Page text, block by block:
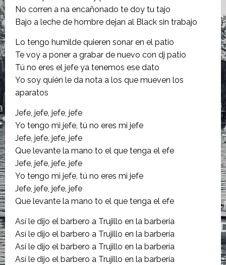
No corren a na encañonado te doy tu tajo
Bajo a leche de hombre dejan al Black sin trabajo
Lo tengo humilde quieren sonar en el patio
Te voy a poner a grabar de nuevo con dj patio
Tú no eres el jefe ya tenemos ese dato
Yo soy quién le da nota a los que mueven los
aparatos
Jefe, jefe, jefe, jefe
Yo tengo mi jefe, tú no eres mi jefe
Jefe, jefe, jefe, jefe
Que levante la mano to el que tenga el efe
Jefe, jefe, jefe, jefe
Yo tengo mi jefe, tú no eres mi jefe
Jefe, jefe, jefe, jefe
Que levante la mano to el que tenga el efe
Así le dijo el barbero a Trujillo en la barbería
Así le dijo el barbero a Trujillo en la barbería
Así le dijo el barbero a Trujillo en la barbería
Así le dijo el barbero a Trujillo en la barbería